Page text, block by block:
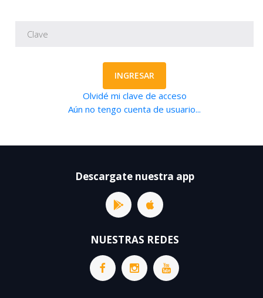
INGRESAR
Olvidé mi clave de acceso
Aún no tengo cuenta de usuario...
Descargate nuestra app
NUESTRAS REDES